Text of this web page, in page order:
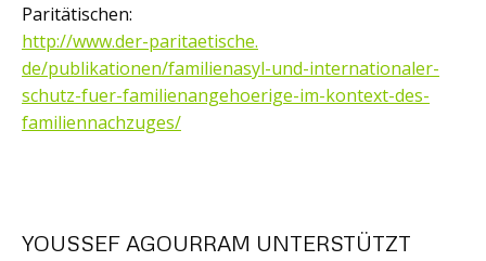
Paritätischen:
http://www.der-paritaetische.
de/publikationen/familienasyl-und-internationaler-
schutz-fuer-familienangehoerige-im-kontext-des-
familiennachzuges/
YOUSSEF AGOURRAM UNTERSTÜTZT